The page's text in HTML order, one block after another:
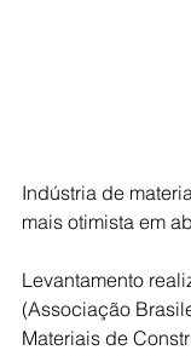
Indústria de
mais otimista em
Levantamento
(Associação
Materiais de